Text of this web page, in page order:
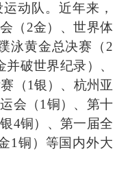
动队。近年来，
（ 2金）、世界体
泳黄金总决赛（ 2
并破世界纪录）、
（1银）、杭州亚
会（1 铜）、第十
银4铜）、第一届全
1 铜）等国内外大